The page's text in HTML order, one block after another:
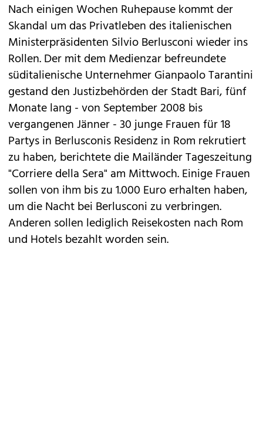
Nach einigen Wochen Ruhepause kommt der
Skandal um das Privatleben des italienischen
Ministerpräsidenten Silvio Berlusconi wieder ins
Rollen. Der mit dem Medienzar befreundete
süditalienische Unternehmer Gianpaolo Tarantini
gestand den Justizbehörden der Stadt Bari, fünf
Monate lang - von September 2008 bis
vergangenen Jänner - 30 junge Frauen für 18
Partys in Berlusconis Residenz in Rom rekrutiert
zu haben, berichtete die Mailänder Tageszeitung
"Corriere della Sera" am Mittwoch. Einige Frauen
sollen von ihm bis zu 1.000 Euro erhalten haben,
um die Nacht bei Berlusconi zu verbringen.
Anderen sollen lediglich Reisekosten nach Rom
und Hotels bezahlt worden sein.